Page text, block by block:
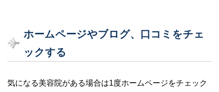
ホームページやブログ、口コミをチェ
ックする
気になる美容院がある場合は1度ホームページをチェック